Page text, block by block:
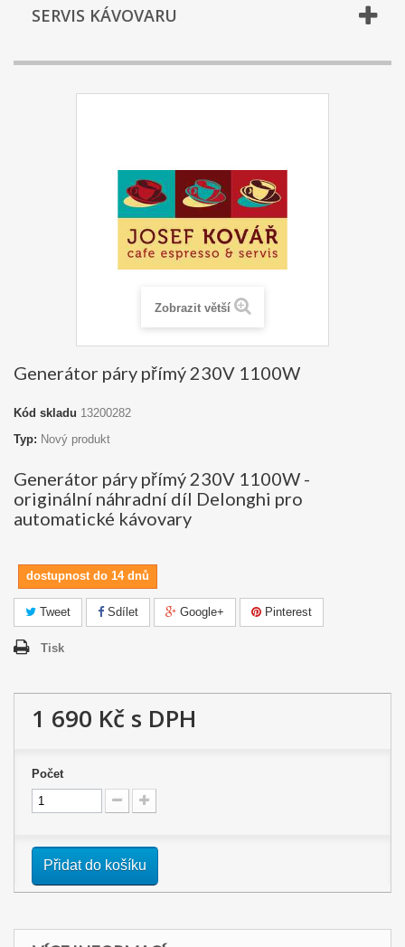
SERVIS KÁVOVARU
Zobrazit větší
Generátor páry přímý 230V 1100W
Kód skladu 13200282
Typ: Nový produkt
Generátor páry přímý 230V 1100W -
originální náhradní díl Delonghi pro
automatické kávovary
dostupnost do 14 dnů
Tweet Sdílet Google+ Pinterest
Tisk
1 690 Kč s DPH
Počet
Přidat do košíku